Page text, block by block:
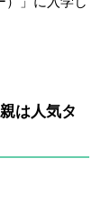
は人気タ